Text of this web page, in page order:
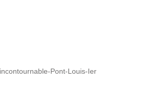
Pont-Louis-Ier